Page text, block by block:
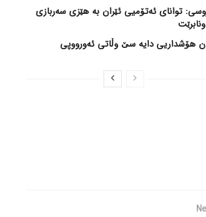
توانای ئەتۆمیی ئێران بە هێزی سەربازی
هۆشداریی دایە سێ وڵاتی ئەورووپی